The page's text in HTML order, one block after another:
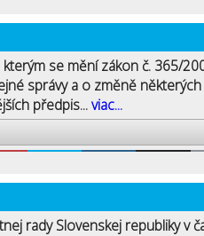
se mění zákon č. 365/
správy a o změně některých
předpis...viac...
rady Slovenskej republiky v